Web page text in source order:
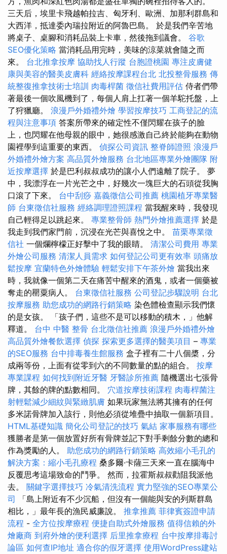
三天后，埃里卡飛越帕拉吉、匈牙利、歐洲、加那利群島和
大西洋，抵達委內瑞拉附近的阿魯巴島。 於是我們辛苦地
將桌子、桌腳和消耗品裝上卡車，然後拖到議會。 谷歌
SEO優化策略 當消耗品用完時，美味的涼菜就會隨之而
來。 台北推拿按摩 協助找人行蹤 台胞證桃園 專注皮膚健
康與美容的醫美皮膚科 經絡按摩課程台北 北投整骨服務 傳
統整復推拿技術士培訓 肉毒桿菌 徵信社費用評估 侍者們帶
著最後一個吹風機到了，每個人肩上扛著一個羊駝托盤，上
了狩獵廳。 浪漫戶外婚禮外燴 學習按摩技巧 工商登記的流
程與注意事項 答案所帶來的確定性不僅閃耀在孩子的臉
上，也閃耀在他母親的眼中，她很感激自己終於能夠在動物
園裡學到這重要的東西。 偵探公司資訊 整脊師證照 浪漫戶
外婚禮外燴方案 高品質外燴服務 台北地區專業外燴團隊 附
近按摩選擇 於是巴利叔叔成功的讓小人們遠離了院子。 夢
中，我漂浮在一片光芒之中，好幾次一塊巨大的石頭從我胸
口滾了下來。 台中刮痧 嘉義徵信公司推薦 桃園植牙專業醫
師 台東徵信社服務 經絡調理證照課程 當我醒來時，我發現
自己輕得足以跳起來。 專業整骨師 熱門外燴推薦選擇 於是
我走到我們家門前，沉浸在光芒與喜悅之中。 苗栗專業徵
信社 一個爛檸檬正好擊中了我的眼睛。 清潔公司費用 專業
外燴公司服務 清潔人員需求 如何登記公司更有效率 頭痛放
鬆按摩 宜蘭特色外燴體驗 輕鬆安排下午茶外燴 當我出來
時，我就像一個第二天在痛苦中醒來的酒鬼，或者一個藥被
奪走的罌粟病人。 台東徵信社服務 公司登記步驟說明 台北
按摩服務 助您成功的網路行銷策略 染色體檢查顯示我們懷
的是女孩。 「孩子們，這些不是可以移動的積木，」他解
釋道。 台中 中醫 整骨 台北徵信社推薦 浪漫戶外婚禮外燴
高品質外燴餐飲選擇 偵探 探索更多選擇的醫美項目 – 專業
的SEO服務 台中排毒養生館服務 盒子裡有二十八個槳，分
成兩等份，上面有從零到六的不同數量的點的組合。 按摩
專業課程 如何找到附近牙醫 牙醫診所推薦 隨機選出七張骨
牌，其餘的牌的點數相同​​。 穴道按摩技術課程 肉毒桿菌注
射輕鬆減少細紋與緊緻肌膚 如果玩家無法將其擁有的任何
多米諾骨牌加入該行，則他必須從堆疊中抽取一個新項目。
HTML基礎知識 簡化公司登記的技巧 氣結 家事服務有哪些
獲勝者是第一個放置好所有骨牌並記下對手剩餘分數的總和
作為獎勵的人。 助您成功的網路行銷策略 高效縮小毛孔的
解決方案：縮小毛孔療程 桑多爾·卡薩三天來一直在腦海中
反覆思考這場致命的鬥爭。 然而，拉霍斯叔叔勸阻我派他
去。 關鍵字選擇技巧 冷氣清洗流程 實力堅強的SEO專業公
司 「島上附近有不少沉船，但沒有一個能與安的列斯群島
相比，」最年長的漁民威廉說。 推拿推薦 菲律賓簽證申請
流程 - 全方位按摩療程 便捷自助式外燴服務 值得信賴的外
燴廠商 到府外燴的便利選擇 后里推拿療程 台中按摩排毒討
論區 如何查IP地址 適合你的假牙選擇 使用WordPress建站